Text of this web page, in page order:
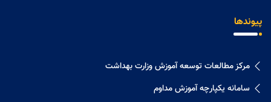
پیوندها
مرکز مطالعات توسعه آموزش وزارت بهداشت
سامانه یکپارچه آموزش مداوم